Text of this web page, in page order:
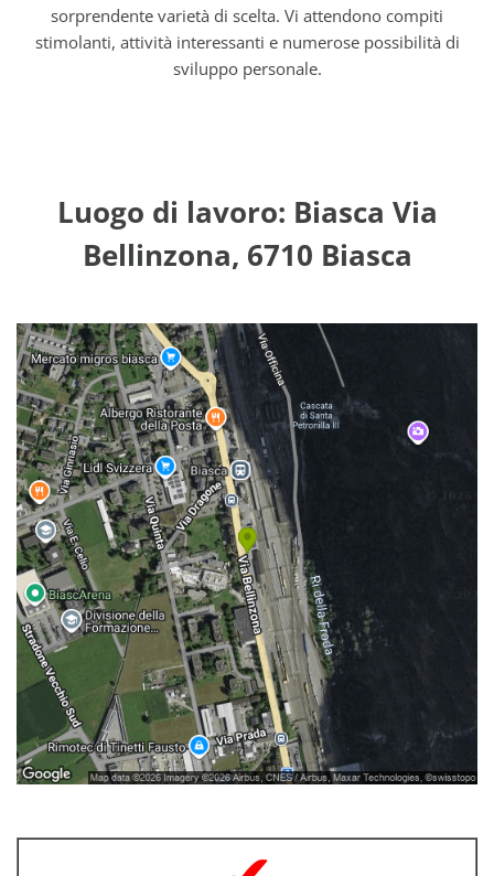
sorprendente varietà di scelta. Vi attendono compiti
stimolanti, attività interessanti e numerose possibilità di
sviluppo personale.
Luogo di lavoro: Biasca Via
Bellinzona, 6710 Biasca